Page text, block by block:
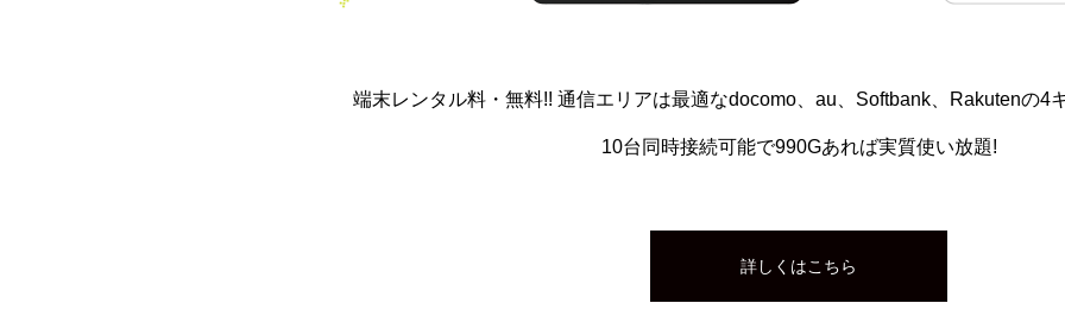
端末レンタル料・無料!! 通信エリアは最適なdocomo、au、Softbank、Rakutenの4
10台同時接続可能で990Gあれば実質使い放題!
詳しくはこちら